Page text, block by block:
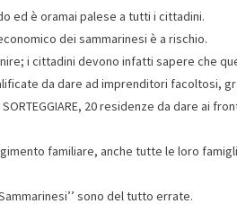
ed è oramai palese a tutti i cittadini.
dei sammarinesi è a rischio.
i cittadini devono infatti sapere che
da dare ad imprenditori facoltosi,
SORTEGGIARE, 20 residenze da dare ai
familiare, anche tutte le loro
sono del tutto errate.